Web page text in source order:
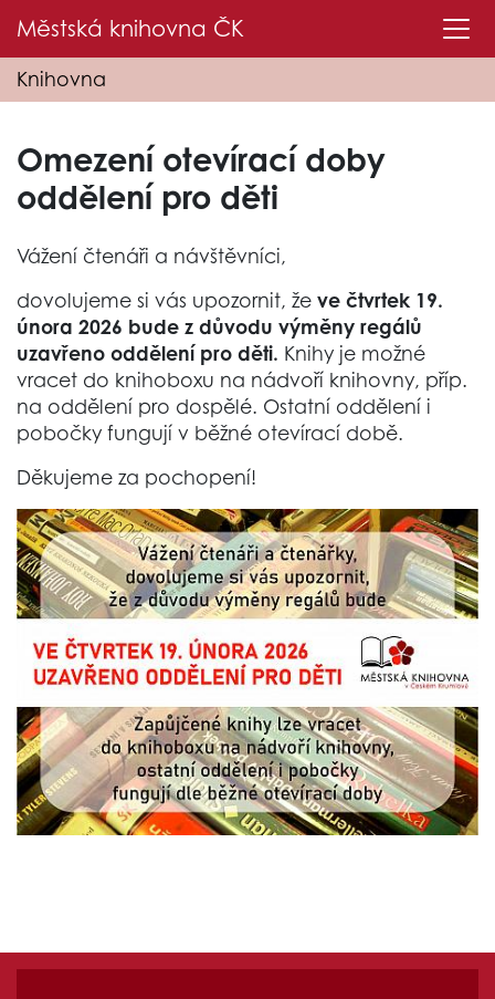
Městská knihovna ČK
Knihovna
Omezení otevírací doby
oddělení pro děti
Vážení čtenáři a návštěvníci,
dovolujeme si vás upozornit, že ve čtvrtek 19.
února 2026 bude z důvodu výměny regálů
uzavřeno oddělení pro děti. Knihy je možné
vracet do knihoboxu na nádvoří knihovny, příp.
na oddělení pro dospělé. Ostatní oddělení i
pobočky fungují v běžné otevírací době.
Děkujeme za pochopení!